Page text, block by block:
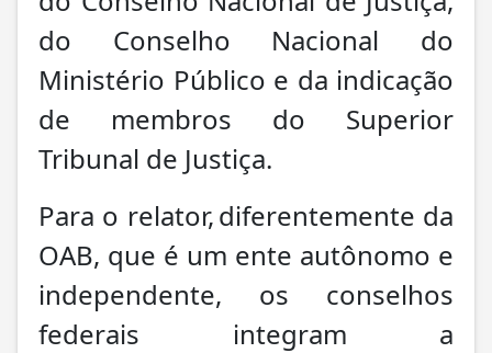
do Conselho Nacional do
Ministério Público e da indicação
de membros do Superior
Tribunal de Justiça.
Para o relator, diferentemente da
OAB, que é um ente autônomo e
independente, os conselhos
federais integram a